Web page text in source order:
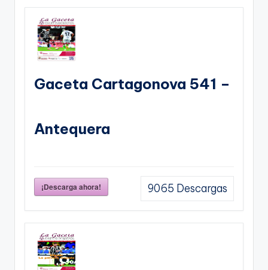
Gaceta Cartagonova 541 –
Antequera
¡Descarga ahora! 9065 Descargas